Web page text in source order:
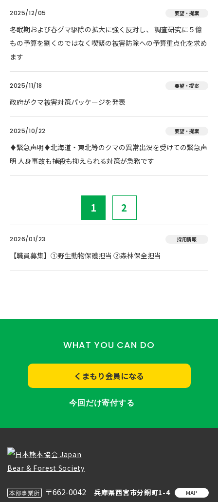
2025/12/05 要望・提案
冬眠期および春グマ駆除の拡大に強く反対し、 調査研究に５億
もの予算を割くのではなく喫緊の被害防除への予算重点化を求め
ます
2025/11/18 要望・提案
政府がクマ被害対策パッケージを発表
2025/10/22 要望・提案
♦️緊急声明♦️北海道・東北等のクマの異常出没を受けての緊急声
明 人身事故も捕殺も抑えられる対策が急務です
1 2
2026/01/23 採用情報
【職員募集】①野生動物保護担当 ②森林保全担当
WHAT YOU CAN DO
くまもり会員になる
今回だけ寄付する
本部事業所 〒662-0042 兵庫県西宮市分銅町1-4 MAP